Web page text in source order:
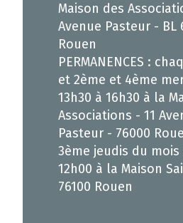
Maison des
Avenue Pasteur - BL
Rouen
PERMANENCES :
et 2ème et 4ème
13h30 à 16h30 à la
Associations - 11
Pasteur - 76000
3ème jeudis du mois
12h00 à la Maison
76100 Rouen